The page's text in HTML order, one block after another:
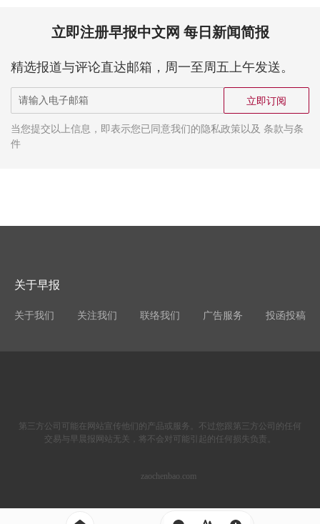
立即注册早报中文网 每日新闻简报
精选报道与评论直达邮箱，周一至周五上午发送。
立即订阅
当您提交以上信息，即表示您已同意我们的隐私政策以及 条款与条
件
关于早报
关于我们 关注我们 联络我们 广告服务 投函投稿
第三方公司可能在网站宣传他们的产品或服务。不过您跟第三方公司的任何
交易与早晨报网站无关，将不会对可能引起的任何损失负责。
zaochenbao.com